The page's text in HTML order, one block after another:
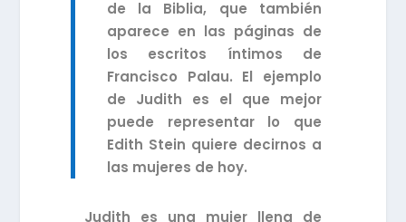
de la Biblia, que también
aparece en las páginas de
los escritos íntimos de
Francisco Palau. El ejemplo
de Judith es el que mejor
puede representar lo que
Edith Stein quiere decirnos a
las mujeres de hoy.
Judith es una mujer llena de